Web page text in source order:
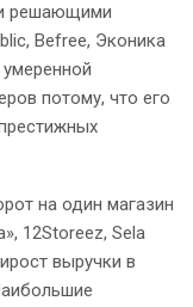
решающими
Befree, Эконика
потому, что его
на один магазин
12Storeez, Sela
выручки в